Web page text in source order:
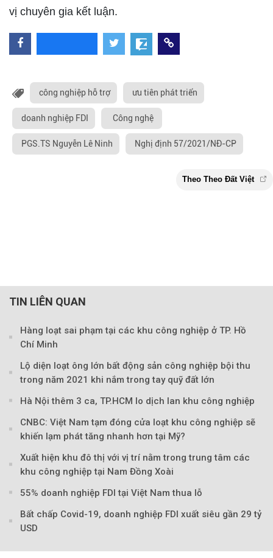
vị chuyên gia kết luận.
công nghiệp hỗ trợ ưu tiên phát triển
doanh nghiệp FDI Công nghệ
PGS.TS Nguyễn Lê Ninh Nghị định 57/2021/NĐ-CP
Theo Theo Đất
TIN LIÊN QUAN
Hàng loạt sai phạm tại các khu công nghiệp ở TP. Hồ
Chí Minh
Lộ diện loạt ông lớn bất động sản công nghiệp bội thu
trong năm 2021 khi nắm trong tay quỹ đất lớn
Hà Nội thêm 3 ca, TP.HCM lo dịch lan khu công nghiệp
CNBC: Việt Nam tạm đóng cửa loạt khu công nghiệp sẽ
khiến lạm phát tăng nhanh hơn tại Mỹ?
Xuất hiện khu đô thị với vị trí nằm trong trung tâm các
khu công nghiệp tại Nam Đồng Xoài
55% doanh nghiệp FDI tại Việt Nam thua lỗ
Bất chấp Covid-19, doanh nghiệp FDI xuất siêu gần 29 tỷ
USD